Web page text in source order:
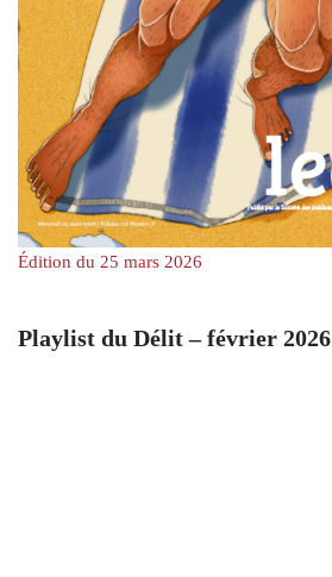
Édition du 25 mars 2026
Playlist du Délit – février 2026